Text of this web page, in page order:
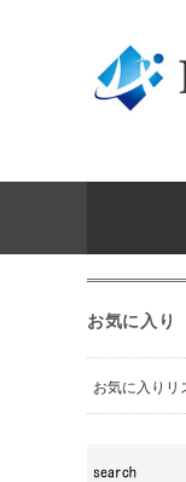
お気に入り
お気に入りリ